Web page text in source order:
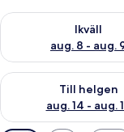
Ikväll
aug. 8 - aug.
Kontrollera
Till helgen
aug. 14 - aug.
Kontrollera